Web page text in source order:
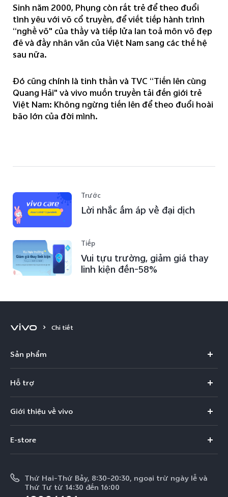
Sinh năm 2000, Phụng còn rất trẻ để theo đuổi
tình yêu với võ cổ truyền, để viết tiếp hành trình
“nghề võ" của thầy và tiếp lửa lan toả môn võ đẹp
đẽ và đầy nhân văn của Việt Nam sang các thế hệ
sau nữa.
Đó cũng chính là tinh thần và TVC “Tiến lên cùng
Quang Hải" và vivo muốn truyền tải đến giới trẻ
Việt Nam: Không ngừng tiến lên để theo đuổi hoài
bão lớn của đời mình.
Trước
Lời nhắc ấm áp về đại dịch
Tiếp
Vui tựu trường, giảm giá thay
linh kiện đến-58%
Chi tiết
Sản phẩm
X300
V60
V60 Lite 5G
V50 Lite 5G
V50 Lite
Hỗ trợ
Trung tâm dịch vụ
Funtouch OS
Tra cứu giá linh kiện
Giới thiệu về vivo
Tin tức
Thông báo pháp lý
Về chúng tôi
E-store
Thứ Hai-Thứ Bảy, 8:30-20:30, ngoại trừ ngày lễ và
Thứ Tư từ 14:30 đến 16:00